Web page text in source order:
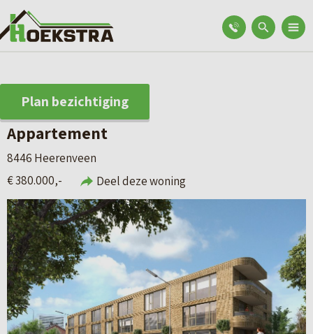
Plan bezichtiging
Appartement
8446 Heerenveen
€ 380.000,-
Deel deze woning